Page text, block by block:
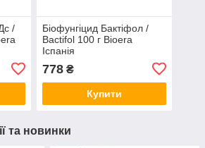
/
Біофунгіцид Бактіфол /
Bactifol 100 г Bioera
Іспанія
778₴
Купити
та новинки